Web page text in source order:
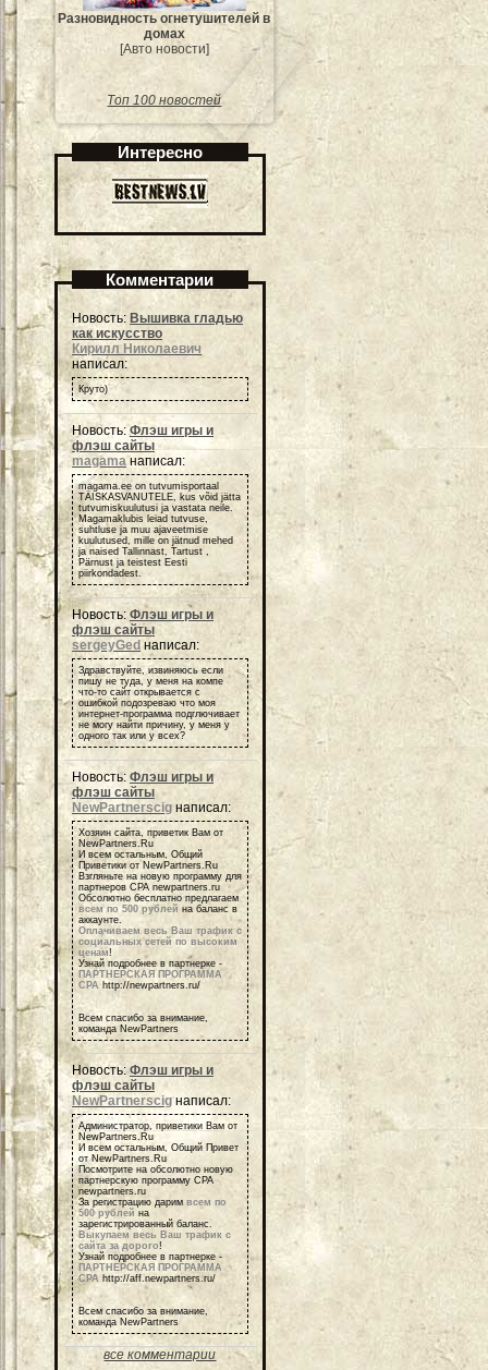
Разновидность огнетушителей в
домах
[Авто новости]
Топ 100 новостей
Интересно
Комментарии
Новость: Вышивка гладью
как искусство
Кирилл Николаевич
написал:
Круто)
Новость:Флэш игры и
флэш сайты
magamaнаписал:
magama.ee on tutvumisportaal
TÄISKASVANUTELE, kus võid jätta
tutvumiskuulutusi ja vastata neile.
Magamaklubis leiad tutvuse,
suhtluse ja muu ajaveetmise
kuulutused, mille on jätnud mehed
ja naised Tallinnast, Tartust ,
Pärnust ja teistest Eesti
piirkondadest.
Новость: Флэш игры и
флэш сайты
sergeyGed написал:
Здравствуйте, извиняюсь если
пишу не туда, у меня на компе
что-то сайт открывается с
ошибкой подозреваю что моя
интернет-программа подглючивает
не могу найти причину, у меня у
одного так или у всех?
Новость: Флэш игры и
флэш сайты
NewPartnerscig написал:
Хозяин сайта, приветик Вам от
NewPartners.Ru
И всем остальным, Общий
Приветики от NewPartners.Ru
Взгляньте на новую программу для
партнеров СРА newpartners.ru
Обсолютно бесплатно предлагаем
всем по 500 рублей на баланс в
аккаунте.
Оплачиваем весь Ваш трафик с
социальных сетей по высоким
ценам!
Узнай подробнее в партнерке -
ПАРТНЕРСКАЯ ПРОГРАММА
СРА http://newpartners.ru/
Всем спасибо за внимание,
команда NewPartners
Новость:Флэш игры и
флэш сайты
NewPartnerscigнаписал:
Администратор, приветики Вам от
NewPartners.Ru
И всем остальным, Общий Привет
от NewPartners.Ru
Посмотрите на обсолютно новую
партнерскую программу СРА
newpartners.ru
За регистрацию дарим всем по
500 рублей на
зарегистрированный баланс.
Выкупаем весь Ваш трафик с
сайта за дорого!
Узнай подробнее в партнерке -
ПАРТНЕРСКАЯ ПРОГРАММА
СРА http://aff.newpartners.ru/
Всем спасибо за внимание,
команда NewPartners
все комментарии